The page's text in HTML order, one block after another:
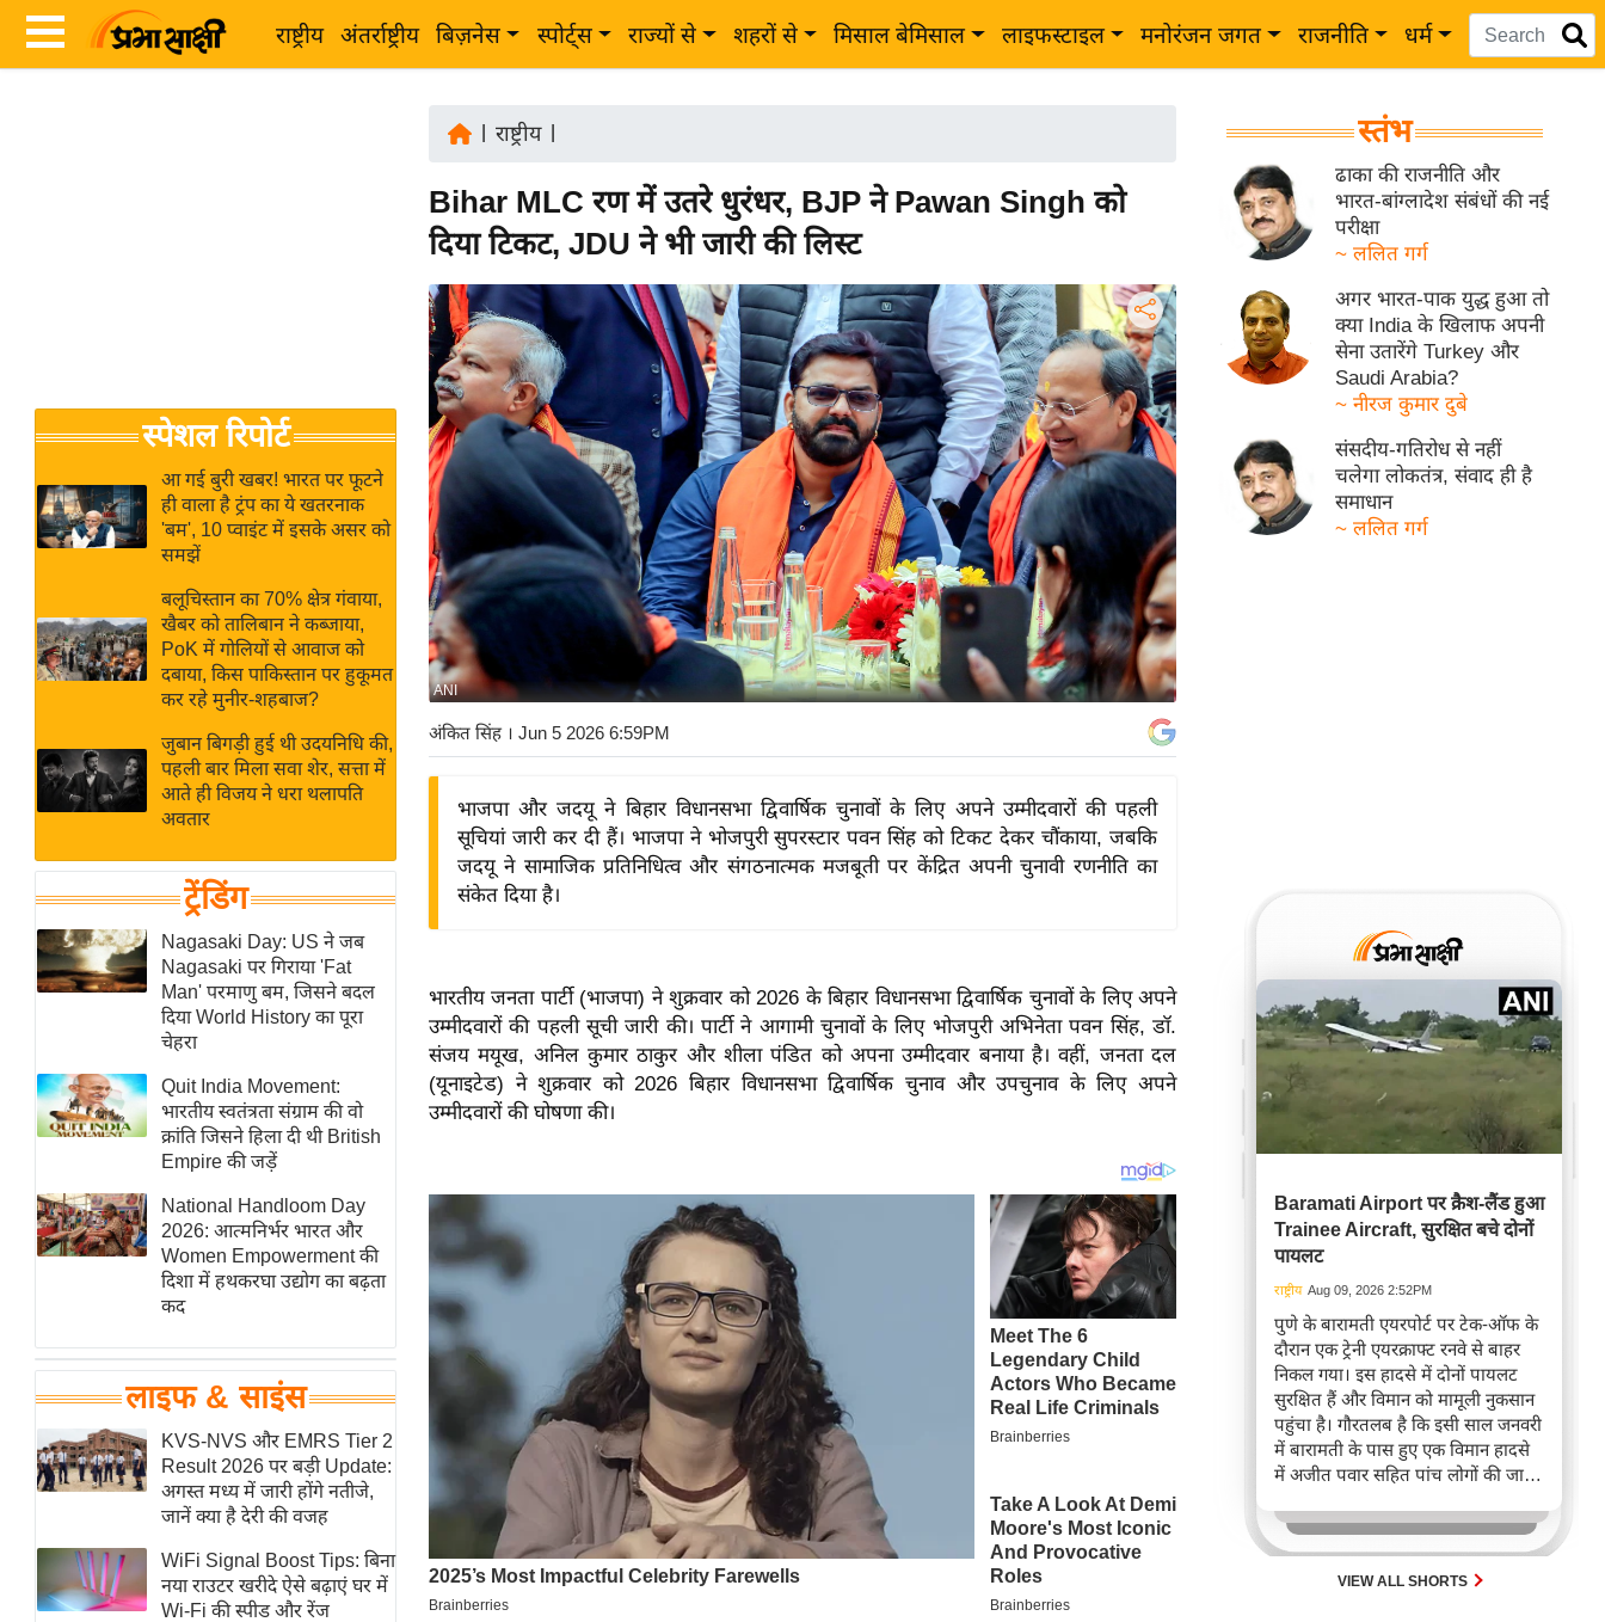
राष्ट्रीय अंतर्राष्ट्रीय बिज़नेस स्पोर्ट्स राज्यों से शहरों से मिसाल बेमिसाल लाइफस्टाइल मनोरंजन जगत राजनीति धर्म
Breaking
News in
Hindi
Hindi
Hindi
Videos
जगत
राय
बजट
क्रिकेट
IPL
2026
ई-पेपर
मिसाल बेमिसाल
शख्सियत
यंग इंडिया
साहित्य जगत
ऑटो वर्ल्ड
न्यूज ब्रीफ
मनोरंजन जगत
बॉलीवुड
हॉलीवुड
फिल्म समीक्षा
Breaking
News
लाइफस्टाइल
टेक्नॉलॉजी
ब्यूटी/फैशन
पर्यटन स्थल
फिटनेस मंत्रा
रिलेशनशिप
राजनीति
विश्लेषण
समसामयिक
मातृभूमि
स्पेशल रिपोर्ट
आ गई बुरी खबर! भारत पर फूटने
ही वाला है ट्रंप का ये खतरनाक
'बम', 10 प्वाइंट में इसके असर को
समझें
बलूचिस्तान का 70% क्षेत्र गंवाया,
खैबर को तालिबान ने कब्जाया,
PoK में गोलियों से आवाज को
दबाया, किस पाकिस्तान पर हुकूमत
कर रहे मुनीर-शहबाज?
जुबान बिगड़ी हुई थी उदयनिधि की,
पहली बार मिला सवा शेर, सत्ता में
आते ही विजय ने धरा थलापति
अवतार
ट्रेंडिंग
Nagasaki Day: US ने जब
Nagasaki पर गिराया 'Fat
Man' परमाणु बम, जिसने बदल
दिया World History का पूरा
चेहरा
Quit India Movement:
भारतीय स्वतंत्रता संग्राम की वो
क्रांति जिसने हिला दी थी British
Empire की जड़ें
National Handloom Day
2026: आत्मनिर्भर भारत और
Women Empowerment की
दिशा में हथकरघा उद्योग का बढ़ता
कद
लाइफ & साइंस
KVS-NVS और EMRS Tier 2
Result 2026 पर बड़ी Update:
अगस्त मध्य में जारी होंगे नतीजे,
जानें क्या है देरी की वजह
WiFi Signal Boost Tips: बिना
नया राउटर खरीदे ऐसे बढ़ाएं घर में
Wi-Fi की स्पीड और रेंज
राष्ट्रीय|
Bihar MLC रण में उतरे धुरंधर, BJP ने Pawan Singh को
दिया टिकट, JDU ने भी जारी की लिस्ट
ANI
अंकित सिंह। Jun 5 2026 6:59PM
भाजपा और जदयू ने बिहार विधानसभा द्विवार्षिक चुनावों के लिए अपने उम्मीदवारों की पहली
सूचियां जारी कर दी हैं। भाजपा ने भोजपुरी सुपरस्टार पवन सिंह को टिकट देकर चौंकाया, जबकि
जदयू ने सामाजिक प्रतिनिधित्व और संगठनात्मक मजबूती पर केंद्रित अपनी चुनावी रणनीति का
संकेत दिया है।
भारतीय जनता पार्टी (भाजपा) ने शुक्रवार को 2026 के बिहार विधानसभा द्विवार्षिक चुनावों के लिए अपने
उम्मीदवारों की पहली सूची जारी की। पार्टी ने आगामी चुनावों के लिए भोजपुरी अभिनेता पवन सिंह, डॉ.
संजय मयूख, अनिल कुमार ठाकुर और शीला पंडित को अपना उम्मीदवार बनाया है। वहीं, जनता दल
(यूनाइटेड) ने शुक्रवार को 2026 बिहार विधानसभा द्विवार्षिक चुनाव और उपचुनाव के लिए अपने
उम्मीदवारों की घोषणा की।
स्तंभ
ढाका की राजनीति और
भारत-बांग्लादेश संबंधों की नई
परीक्षा
~ ललित गर्ग
अगर भारत-पाक युद्ध हुआ तो
क्या India के खिलाफ अपनी
सेना उतारेंगे Turkey और
Saudi Arabia?
~ नीरज कुमार दुबे
संसदीय-गतिरोध से नहीं
चलेगा लोकतंत्र, संवाद ही है
समाधान
~ ललित गर्ग
Baramati Airport पर क्रैश-लैंड हुआ
Trainee Aircraft, सुरक्षित बचे दोनों
पायलट
राष्ट्रीय Aug 09, 2026 2:52PM
पुणे के बारामती एयरपोर्ट पर टेक-ऑफ के
दौरान एक ट्रेनी एयरक्राफ्ट रनवे से बाहर
निकल गया। इस हादसे में दोनों पायलट
सुरक्षित हैं और विमान को मामूली नुकसान
पहुंचा है। गौरतलब है कि इसी साल जनवरी
में बारामती के पास हुए एक विमान हादसे
में अजीत पवार सहित पांच लोगों की जान
VIEW ALL SHORTS